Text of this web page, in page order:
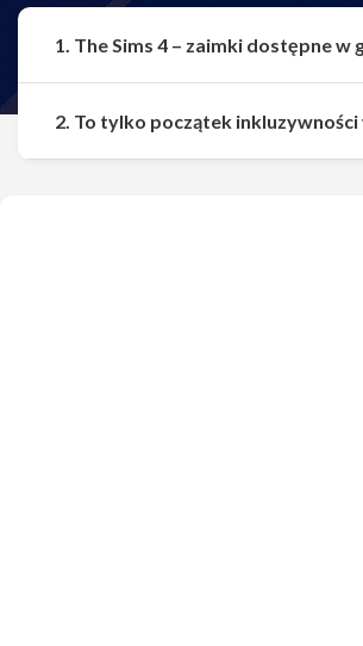
Udostępnij
1. The Sims 4 – zaimki dostępne w
2. To tylko początek inkluzywności